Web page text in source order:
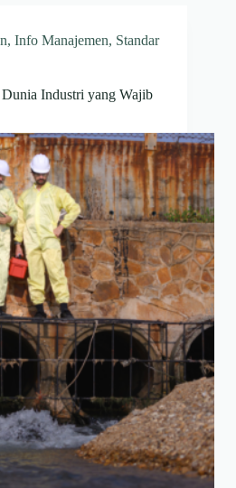
, Info Manajemen, Standar
Industri yang Wajib